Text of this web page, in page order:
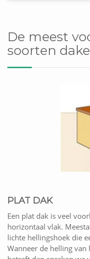
De meest
soorten
PLAT DAK
Een plat dak is veel
horizontaal vlak.
lichte hellingshoek die
Wanneer de helling van